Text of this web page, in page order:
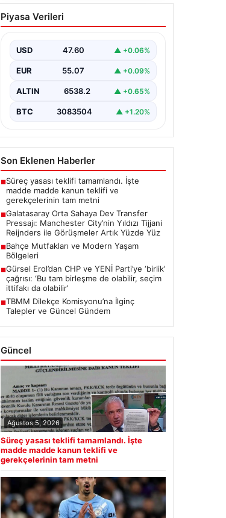
Galatasaray Orta Sahaya
Dev Transfer Pressajı:
Yıldızı Tijjani Reijnders ile
Görüşmeler Artık Yüzde
Galatasaray, yeni sezon için olası
bölgesine güçlü bir takviye yapma…
Piyasa Verileri
USD 47.60 ▲ +0.06%
EUR 55.07 ▲ +0.09%
ALTIN 6538.2 ▲ +0.65%
BTC 3083504 ▲ +1.20%
Son Eklenen Haberler
■Süreç yasası teklifi tamamlandı. İşte
madde madde kanun teklifi ve
gerekçelerinin tam metni
■Galatasaray Orta Sahaya Dev Transfer
Pressajı: Manchester City’nin Yıldızı Tijjani
Reijnders ile Görüşmeler Artık Yüzde Yüz
■Bahçe Mutfakları ve Modern Yaşam
Bölgeleri
■Gürsel Erol’dan CHP ve YENİ Parti’ye ‘birlik’
çağrısı: ‘Bu tam birleşme de olabilir, seçim
ittifakı da olabilir’
■TBMM Dilekçe Komisyonu’na İlginç
Talepler ve Güncel Gündem
Güncel
Ağustos 5, 2026
Süreç yasası teklifi tamamlandı. İşte
madde madde kanun teklifi ve
gerekçelerinin tam metni